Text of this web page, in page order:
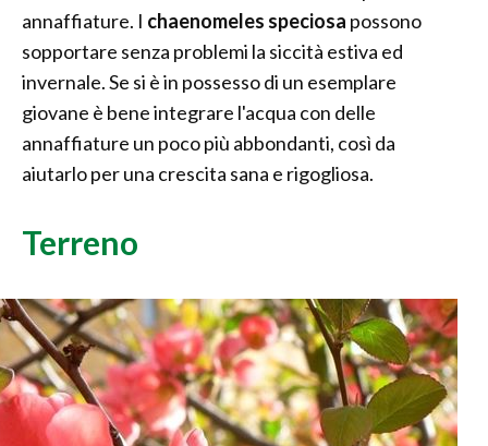
annaffiature. I chaenomeles speciosa possono
sopportare senza problemi la siccità estiva ed
invernale. Se si è in possesso di un esemplare
giovane è bene integrare l'acqua con delle
annaffiature un poco più abbondanti, così da
aiutarlo per una crescita sana e rigogliosa.
Terreno